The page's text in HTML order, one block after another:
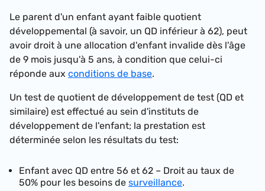
Le parent d'un enfant ayant faible quotient
développemental (à savoir, un QD inférieur à 62), peut
avoir droit à une allocation d'enfant invalide dès l'âge
de 9 mois jusqu'à 5 ans, à condition que celui-ci
réponde aux conditions de base.
Un test de quotient de développement de test (QD et
similaire) est effectué au sein d'instituts de
développement de l'enfant; la prestation est
déterminée selon les résultats du test:
Enfant avec QD entre 56 et 62 – Droit au taux de
50% pour les besoins de surveillance.